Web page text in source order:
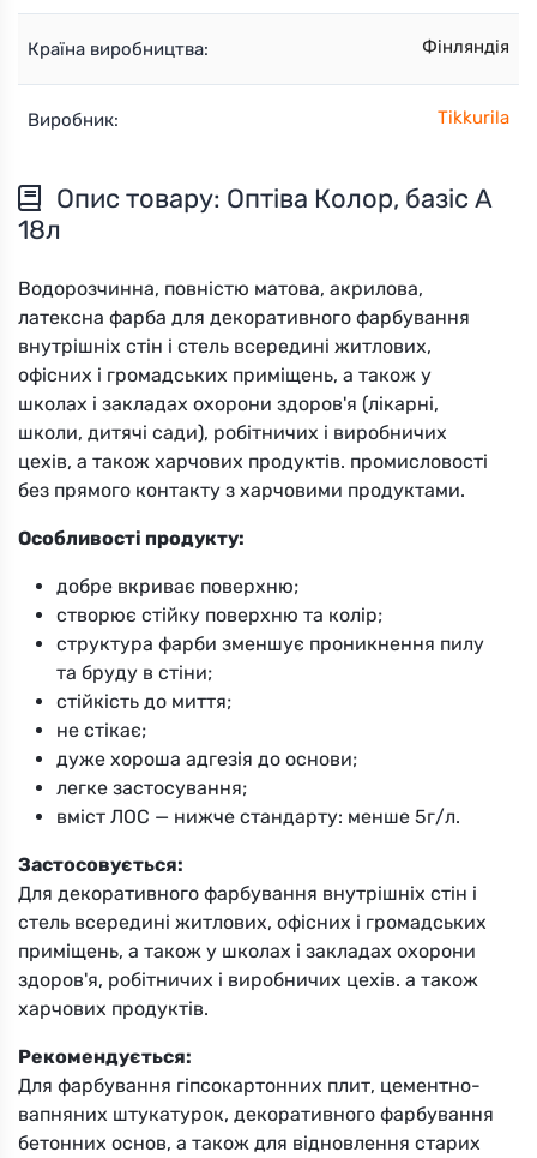
Країна виробництва: Фінляндія
Виробник: Tikkurila
Опис товару: Оптіва Колор, базіс А
18л
Водорозчинна, повністю матова, акрилова,
латексна фарба для декоративного фарбування
внутрішніх стін і стель всередині житлових,
офісних і громадських приміщень, а також у
школах і закладах охорони здоров'я (лікарні,
школи, дитячі сади), робітничих і виробничих
цехів, а також харчових продуктів. промисловості
без прямого контакту з харчовими продуктами.
Особливості продукту:
добре вкриває поверхню;
створює стійку поверхню та колір;
структура фарби зменшує проникнення пилу
та бруду в стіни;
стійкість до миття;
не стікає;
дуже хороша адгезія до основи;
легке застосування;
вміст ЛОС — нижче стандарту: менше 5г/л.
Застосовується:
Для декоративного фарбування внутрішніх стін і
стель всередині житлових, офісних і громадських
приміщень, а також у школах і закладах охорони
здоров'я, робітничих і виробничих цехів. а також
харчових продуктів.
Рекомендується:
Для фарбування гіпсокартонних плит, цементно-
вапняних штукатурок, декоративного фарбування
бетонних основ, а також для відновлення старих